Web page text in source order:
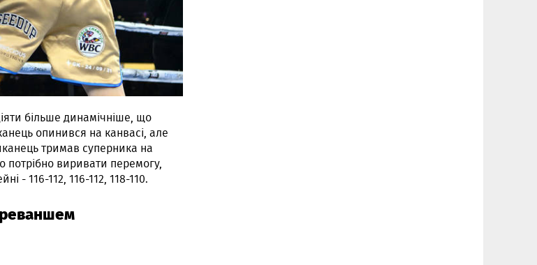
більше динамічніше, що
опинився на канвасі, але
тримав суперника на
потрібно виривати перемогу,
- 116-112, 116-112, 118-110.